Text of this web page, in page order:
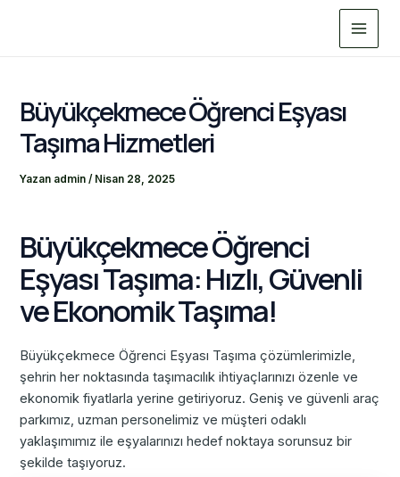
Main
Menu
Büyükçekmece Öğrenci Eşyası
Taşıma Hizmetleri
Yazan admin/ Nisan 28, 2025
Büyükçekmece Öğrenci
Eşyası Taşıma: Hızlı, Güvenli
ve Ekonomik Taşıma!
Büyükçekmece Öğrenci Eşyası Taşıma çözümlerimizle,
şehrin her noktasında taşımacılık ihtiyaçlarınızı özenle ve
ekonomik fiyatlarla yerine getiriyoruz. Geniş ve güvenli araç
parkımız, uzman personelimiz ve müşteri odaklı
yaklaşımımız ile eşyalarınızı hedef noktaya sorunsuz bir
şekilde taşıyoruz.